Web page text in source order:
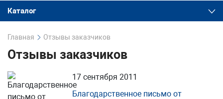
Каталог
Главная Отзывы заказчиков
Отзывы заказчиков
17 сентября 2011
Благодарственное письмо от